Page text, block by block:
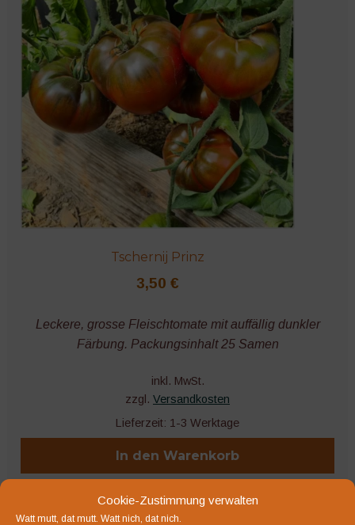
Cookie-Zustimmung verwalten
Watt mutt, dat mutt. Watt nich, dat nich.
Tschernij Prinz
3,50 €
Leckere, grosse Fleischtomate mit auffällig dunkler
Färbung. Packungsinhalt 25 Samen
inkl. MwSt.
zzgl. Versandkosten
Lieferzeit: 1-3 Werktage
In den Warenkorb